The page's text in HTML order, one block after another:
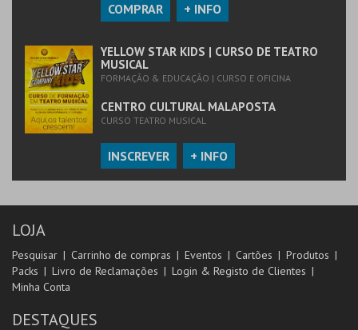
COMPRAR + INFO
YELLOW STAR KIDS | CURSO DE TEATRO
MUSICAL
FORMAÇÃO & EDUCAÇÃO | CURSO E OFICINA
CENTRO CULTURAL MALAPOSTA
CURSO TEATRO MUSICAL
INSCREVER + INFO
LOJA
Pesquisar Carrinho de compras Eventos Cartões
Produtos
Packs
Livro de Reclamações
Login & Registo de Clientes
Minha Conta
DESTAQUES